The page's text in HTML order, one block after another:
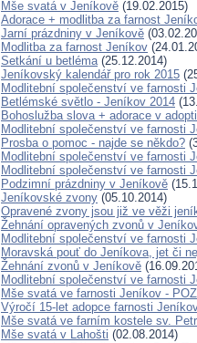
Mše svatá v Jeníkově (19.02.2015)
Adorace + modlitba za farnost
Jarní prázdniny v Jeníkově
Modlitba za farnost Jeníkov
Setkání u betléma(25.12.2014)
Jeníkovský kalendář pro rok 2015
Modlitební společenství ve farnosti
Betlémské světlo - Jeníkov 2014
Bohoslužba slova + adorace v
Modlitební společenství ve farnosti
Prosba o pomoc - najde se někdo?
Modlitební společenství ve farnosti
Modlitební společenství ve farnosti
Podzimní prázdniny v Jeníkově
Jeníkovské zvony (05.10.2014)
Opravené zvony jsou již ve věži
Žehnání opravených zvonů v
Modlitební společenství ve farnosti
Moravská pouť do Jeníkova, jet či
Žehnání zvonů v Jeníkově
Modlitební společenství ve farnosti
Mše svatá ve farnosti Jeníkov -
Výročí 15-let adopce farnosti
Mše svatá ve farním kostele sv.
Mše svatá v Lahošti (02.08.2014)